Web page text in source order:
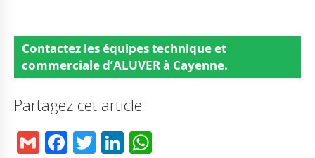
Contactez les équipes technique et
commerciale d’ALUVER à Cayenne.
Partagez cet article
G F T Li